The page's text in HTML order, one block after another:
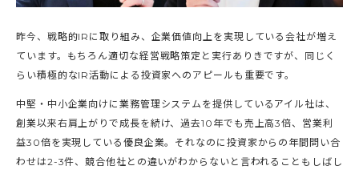
昨今、戦略的IRに取り組み、企業価値向上を実現している会社が増え
ています。もちろん適切な経営戦略策定と実行ありきですが、同じく
らい積極的なIR活動による投資家へのアピールも重要です。
中堅・中小企業向けに業務管理システムを提供しているアイル社は、
創業以来右肩上がりで成長を続け、過去10年でも売上高3倍、営業利
益30倍を実現している優良企業。それなのに投資家からの年間問い合
わせは2-3件、競合他社との違いがわからないと言われることもしばし